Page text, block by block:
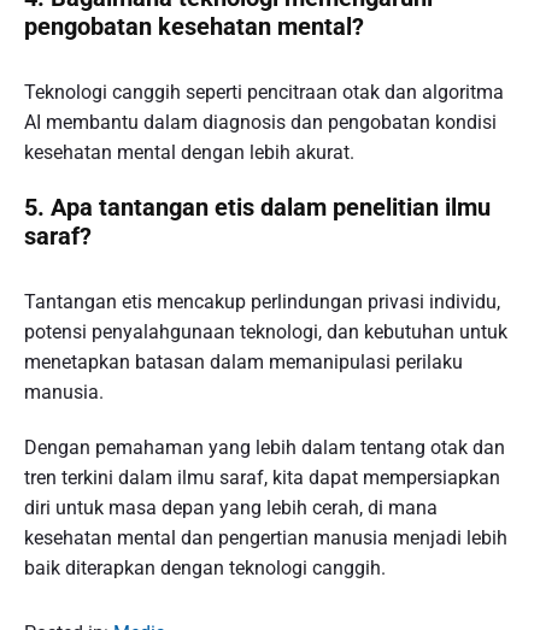
pengobatan kesehatan mental?
Teknologi canggih seperti pencitraan otak dan algoritma
AI membantu dalam diagnosis dan pengobatan kondisi
kesehatan mental dengan lebih akurat.
5. Apa tantangan etis dalam penelitian ilmu
saraf?
Tantangan etis mencakup perlindungan privasi individu,
potensi penyalahgunaan teknologi, dan kebutuhan untuk
menetapkan batasan dalam memanipulasi perilaku
manusia.
Dengan pemahaman yang lebih dalam tentang otak dan
tren terkini dalam ilmu saraf, kita dapat mempersiapkan
diri untuk masa depan yang lebih cerah, di mana
kesehatan mental dan pengertian manusia menjadi lebih
baik diterapkan dengan teknologi canggih.